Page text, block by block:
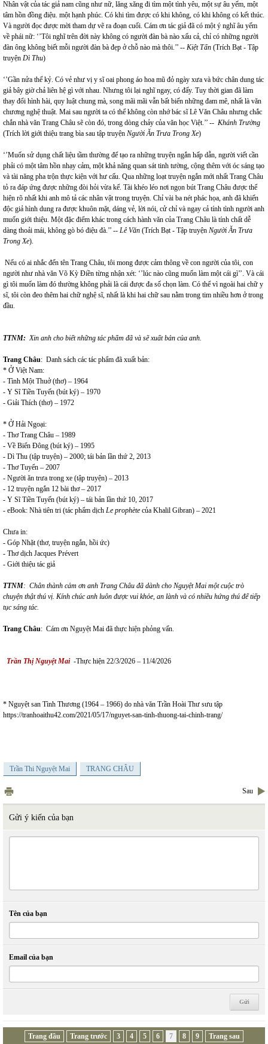
Nhân vật của tác giả nam cũng như nữ, lăng xăng đi tìm một tình yêu, một sự âu yếm, một
tâm hồn đồng điệu. một hạnh phúc. Có khi tìm được có khi không, có khi không có kết thúc.
Và người đọc được mời tham dự vẽ ra đoạn cuối. Cám ơn tác giả đã có một ý nghĩ âu yếm
về phái nữ: ‘’Tôi nghĩ trên đời này không có người đàn bà nào xấu cả, chỉ có những người
đàn ông không biết mỗi người đàn bà đẹp ở chỗ nào mà thôi.’’ -- Kiệt Tấn (Trích Bạt - Tập
truyện Dì Thu)
‘’Gần nửa thế kỷ. Có vẻ như vị y sĩ oai phong áo hoa mũ đỏ ngày xưa và bức chân dung tác
giả bây giờ chả liên hệ gì với nhau. Nhưng tôi lại nghĩ ngay, có đấy. Tuy thời gian đã làm
thay đổi hình hài, quy luật chung mà, song mãi mãi vẫn bất biến những đam mê, nhất là văn
chương nghệ thuật. Mai sau người ta có thể không còn nhớ bác sĩ Lê Văn Châu nhưng chắc
chắn nhà văn Trang Châu sẽ còn đó, trong dòng chảy của văn học Việt.’’ -- Khánh Trường
(Trích lời giới thiệu trang bìa sau tập truyện Người Ăn Trưa Trong Xe)
‘’Muốn sử dụng chất liệu tầm thường để tạo ra những truyện ngắn hấp dẫn, người viết cần
phải có một tâm hồn nhạy cảm, một khả năng quan sát tinh tường, cộng thêm với óc sáng tạo
và tài năng pha trộn thực kiện với hư cấu. Qua những loạt truyện ngắn mới nhất Trang Châu
tỏ ra đáp ứng được những đòi hỏi vừa kể. Tài khéo léo nơi ngọn bút Trang Châu được thể
hiện rõ nhất khi anh mô tả các nhân vật trong truyện. Chỉ vài ba nét phác họa, anh đã khiến
độc giả hình dung ra được khuôn mặt, dáng vẻ, lời nói, cử chỉ và ngay cả tính tình người anh
muốn giới thiệu. Một đặc điểm khác trong cách hành văn của Trang Châu là tính chất dễ
dàng thoải mái, không gò bó điệu đà.’’ -- Lê Văn (Trích Bạt - Tập truyện Người Ăn Trưa
Trong Xe).
Nếu có ai nhắc đến tên Trang Châu, tôi mong được cảm thông về con người của tôi, con
người như nhà văn Võ Kỳ Điền từng nhận xét: ‘’lúc nào cũng muốn làm một cái gì’’. Và cái
gì tôi muốn làm đó thường không phải là cái được đa số chọn làm. Có thể vì ngoài hai chữ y
sĩ, tôi còn đeo thêm hai chữ nghệ sĩ, nhất là khi hai chữ sau nằm trong tim nhiều hơn ở trong
đầu.
TTNM:Xin anh cho biết những tác phẩm đã và sẽ xuất bản của anh.
Trang Châu: Danh sách các tác phẩm đã xuất bản:
* Ở Việt Nam:
- Tình Một Thuở (thơ) – 1964
- Y Sĩ Tiền Tuyến (bút ký) – 1970
- Giải Thích (thơ) – 1972
* Ở Hải Ngoại:
- Thơ Trang Châu – 1989
- Về Biển Đông (bút ký) – 1995
- Dì Thu (tập truyện) – 2000; tái bản lần thứ 2, 2013
- Thơ Tuyển – 2007
- Người ăn trưa trong xe (tập truyện) – 2013
- 12 truyện ngắn 12 bài thơ – 2017
- Y Sĩ Tiền Tuyến (bút ký) – tái bản lần thứ 10, 2017
- eBook: Nhà tiên tri (tác phẩm dịch Le prophète của Khalil Gibran) – 2021
Chưa in:
- Góp Nhặt (thơ, truyện ngắn, hồi ức)
- Thơ dịch Jacques Prévert
- Giới thiệu tác giả
TTNM: Chân thành cảm ơn anh Trang Châu đã dành cho Nguyệt Mai một cuộc trò
chuyện thật thú vị. Kính chúc anh luôn được vui khỏe, an lành và có nhiều hứng thú để tiếp
tục sáng tác.
Trang Châu: Cám ơn Nguyệt Mai đã thực hiện phỏng vấn.
Trần Thị Nguyệt Mai -Thực hiện 22/3/2026 – 11/4/2026
* Nguyệt san Tình Thương (1964 – 1966) do nhà văn Trần Hoài Thư sưu tập
https://tranhoaithu42.com/2021/05/17/nguyet-san-tinh-thuong-tai-chinh-trang/
Trần Thi Nguyệt Mai TRANG CHÂU
Sau
Gửi ý kiến của bạn
Tên của bạn
Email của bạn
Trang đầu Trang trước 3 4 5 6 7 8 9
Trang sau